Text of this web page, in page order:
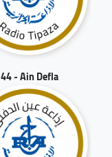
44 - Ain Defla